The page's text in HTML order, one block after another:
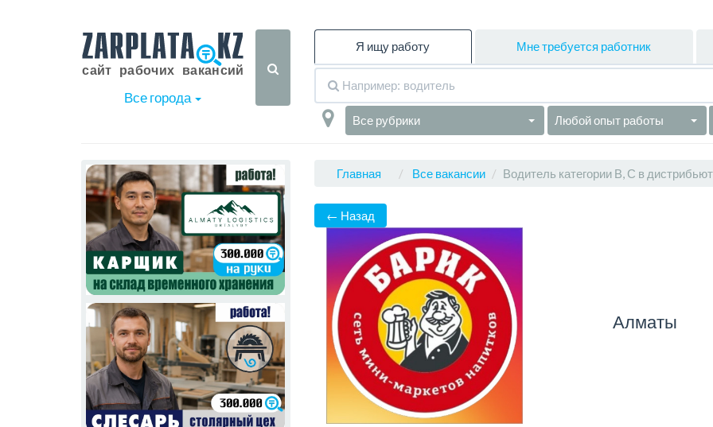
Все города
Я ищу работу Мне требуется работник
Все рубрики Любой опыт работы
Главная Все вакансии Водитель категории В, С в
← Назад
Алматы